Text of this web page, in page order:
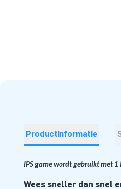
Productinformatie
IPS game wordt gebruikt met 1
Wees sneller dan snel